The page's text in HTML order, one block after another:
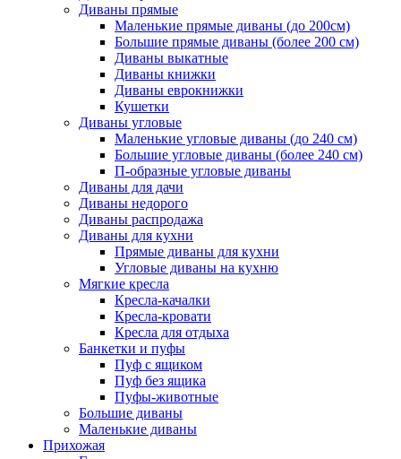
Диваны прямые
Маленькие прямые диваны (до 200см)
Большие прямые диваны (более 200 см)
Диваны выкатные
Диваны книжки
Диваны еврокнижки
Кушетки
Диваны угловые
Маленькие угловые диваны (до 240 см)
Большие угловые диваны (более 240 см)
П-образные угловые диваны
Диваны для дачи
Диваны недорого
Диваны распродажа
Диваны для кухни
Прямые диваны для кухни
Угловые диваны на кухню
Мягкие кресла
Кресла-качалки
Кресла-кровати
Кресла для отдыха
Банкетки и пуфы
Пуф с ящиком
Пуф без ящика
Пуфы-животные
Большие диваны
Маленькие диваны
Прихожая